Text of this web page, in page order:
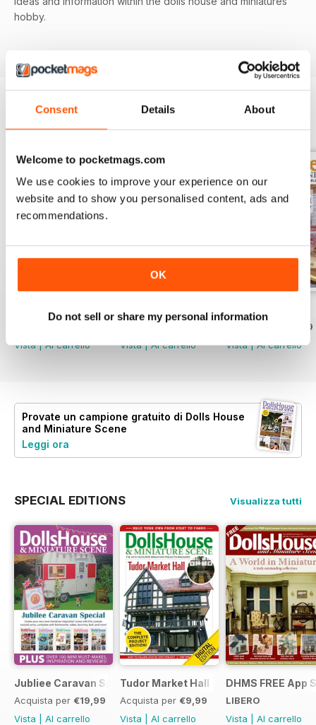
Consent Details About
Welcome to pocketmags.com
We use cookies to improve your experience on our
website and to show you personalised content, ads and
recommendations.
OK
Do not sell or share my personal information
hobby.
EDIZIONI INDIETRO Visualizza tutti
Vista|Al carrello
Acquista per
Vista|Al carrello
€6,99
Vista|Al carrello
Provate un campione gratuito di Dolls House
and Miniature Scene
Leggi ora
SPECIAL EDITIONS Visualizza tutti
Jubliee Caravan Special
Acquista per €19,99
Vista
Al carrello
Tudor Market Hall
Acquista per €9,99
Vista
Al carrello
DHMS FREE App
LIBERO
Vista
Al carrello